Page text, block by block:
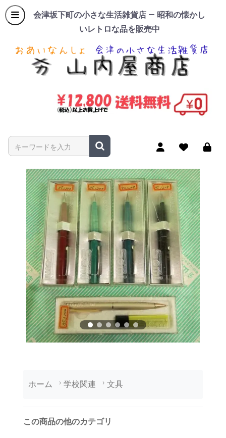
会津坂下町の小さな生活雑貨店 — 昭和の懐かし
いレトロな品を販売中
商品名やキーワードを入力
ホーム 学校関連 文具
この商品の他のカテゴリ